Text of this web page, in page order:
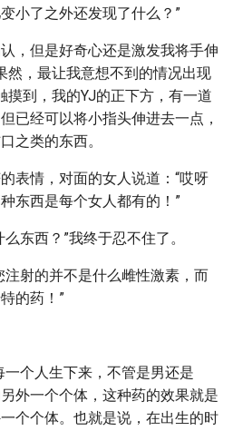
小了之外还发现了什么？”
，但是好奇心还是激发我将手伸
，最让我意想不到的情况出现
到，我的YJ的正下方，有一道
已经可以将小指头伸进去一点，
之类的东西。
表情，对面的女人说道：“哎呀
东西是每个女人都有的！”
东西？”我终于忍不住了。
注射的并不是什么雌性激素，而
的药！”
一个人生下来，不管是男还是
外一个个体，这种药的效果就是
个个体。也就是说，在出生的时